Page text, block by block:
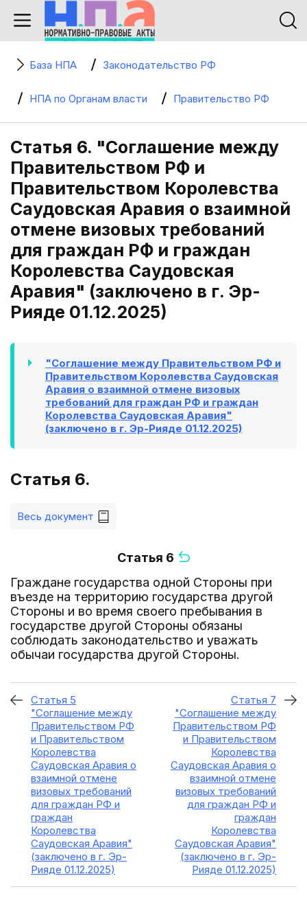
База НПА Законодательство РФ
НПА по Органам власти Правительство РФ
Статья 6. "Соглашение между
Правительством РФ и
Правительством Королевства
Саудовская Аравия о взаимной
отмене визовых требований
для граждан РФ и граждан
Королевства Саудовская
Аравия" (заключено в г. Эр-
Рияде 01.12.2025)
"Соглашение между Правительством РФ и
Правительством Королевства Саудовская
Аравия о взаимной отмене визовых
требований для граждан РФ и граждан
Королевства Саудовская Аравия"
(заключено в г. Эр-Рияде 01.12.2025)
Статья 6.
Весь документ
Статья 6
Граждане государства одной Стороны при
въезде на территорию государства другой
Стороны и во время своего пребывания в
государстве другой Стороны обязаны
соблюдать законодательство и уважать
обычаи государства другой Стороны.
Статья 5
"Соглашение между
Правительством РФ
и Правительством
Королевства
Саудовская Аравия о
взаимной отмене
визовых требований
для граждан РФ и
граждан
Королевства
Саудовская Аравия"
(заключено в г. Эр-
Рияде 01.12.2025)
Статья 7
"Соглашение между
Правительством РФ
и Правительством
Королевства
Саудовская Аравия о
взаимной отмене
визовых требований
для граждан РФ и
граждан
Королевства
Саудовская Аравия"
(заключено в г. Эр-
Рияде 01.12.2025)